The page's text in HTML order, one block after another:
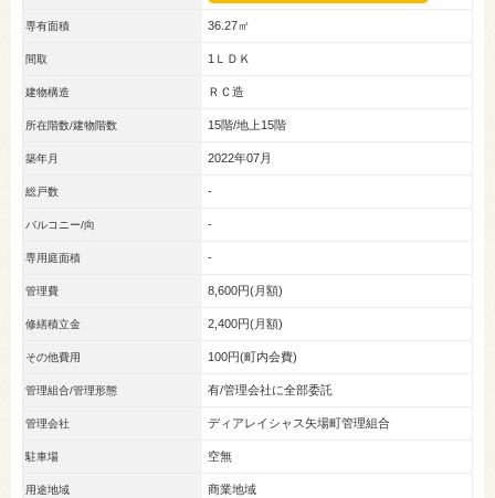
専有面積 36.27㎡
間取 1ＬＤＫ
建物構造 ＲＣ造
所在階数/建物階数 15階/地上15階
築年月 2022年07月
総戸数 -
バルコニー/向 -
専用庭面積 -
管理費 8,600円(月額)
修繕積立金 2,400円(月額)
その他費用 100円(町内会費)
管理組合/管理形態 有/管理会社に全部委託
管理会社 ディアレイシャス矢場町管理組合
駐車場 空無
用途地域 商業地域